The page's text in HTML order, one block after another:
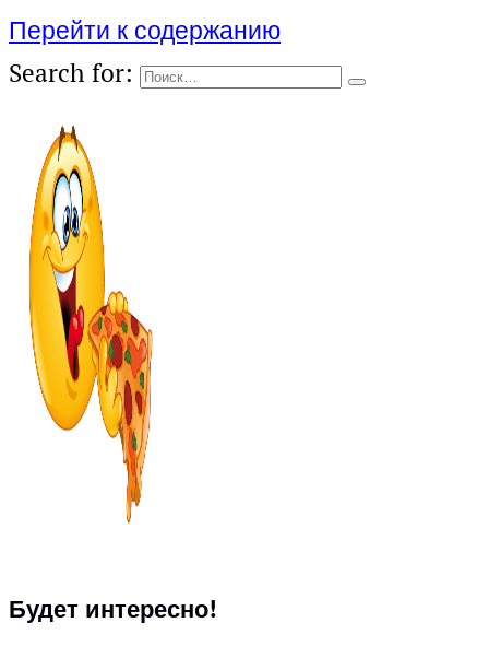
Перейти к содержанию
Search for:
Будет интересно!